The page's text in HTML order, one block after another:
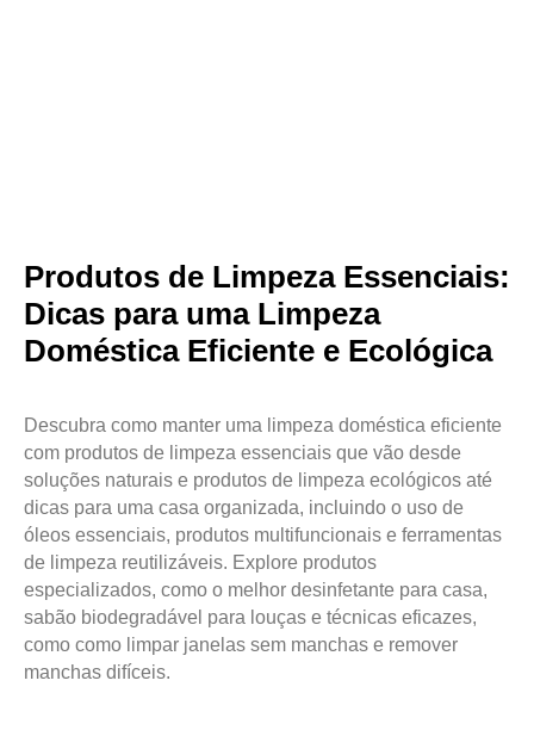
Produtos de Limpeza Essenciais:
Dicas para uma Limpeza
Doméstica Eficiente e Ecológica
Descubra como manter uma limpeza doméstica eficiente
com produtos de limpeza essenciais que vão desde
soluções naturais e produtos de limpeza ecológicos até
dicas para uma casa organizada, incluindo o uso de
óleos essenciais, produtos multifuncionais e ferramentas
de limpeza reutilizáveis. Explore produtos
especializados, como o melhor desinfetante para casa,
sabão biodegradável para louças e técnicas eficazes,
como como limpar janelas sem manchas e remover
manchas difíceis.